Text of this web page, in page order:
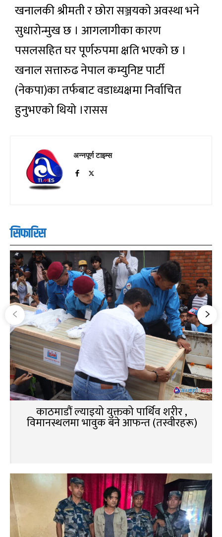
खनालकी श्रीमती र छोरा सञ्जयको अवस्था भने
सुधारोन्मुख छ । आगलागीका कारण
पसलसहित घर पूर्णरुपमा क्षति भएको छ ।
खनाल सत्तारुढ नेपाल कम्युनिष्ट पार्टी
(नेकपा)का तर्फबाट वडाध्यक्षमा निर्वाचित
हुनुभएको थियो ।रासस
अन्नपूर्ण टाइम्स
सिफारिस
काठमाडौं ल्याइयो युक्तको पार्थिव शरीर ,
विमानस्थलमा भावुक बने आफन्त (तस्वीरहरू)